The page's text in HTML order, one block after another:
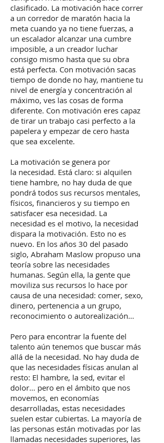
clasificado. La motivación hace correr
a un corredor de maratón hacia la
meta cuando ya no tiene fuerzas, a
un escalador alcanzar una cumbre
imposible, a un creador luchar
consigo mismo hasta que su obra
está perfecta. Con motivación sacas
tiempo de donde no hay, mantiene tu
nivel de energía y concentración al
máximo, ves las cosas de forma
diferente. Con motivación eres capaz
de tirar un trabajo casi perfecto a la
papelera y empezar de cero hasta
que sea excelente.
La motivación se genera por
la necesidad. Está claro: si alquilen
tiene hambre, no hay duda de que
pondrá todos sus recursos mentales,
físicos, financieros y su tiempo en
satisfacer esa necesidad. La
necesidad es el motivo, la necesidad
dispara la motivación. Esto no es
nuevo. En los años 30 del pasado
siglo, Abraham Maslow propuso una
teoría sobre las necesidades
humanas. Según ella, la gente que
moviliza sus recursos lo hace por
causa de una necesidad: comer, sexo,
dinero, pertenencia a un grupo,
reconocimiento o autorealización…
Pero para encontrar la fuente del
talento aún tenemos que buscar más
allá de la necesidad. No hay duda de
que las necesidades físicas anulan al
resto: El hambre, la sed, evitar el
dolor… pero en el ámbito que nos
movemos, en economías
desarrolladas, estas necesidades
suelen estar cubiertas. La mayoría de
las personas están motivadas por las
llamadas necesidades superiores, las